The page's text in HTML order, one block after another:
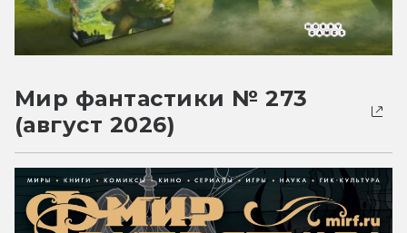
Мир фантастики № 273
(август 2026)